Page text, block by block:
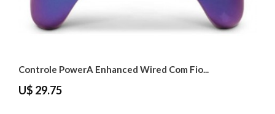
Controle PowerA Enhanced Wired Com Fio...
U$ 29.75